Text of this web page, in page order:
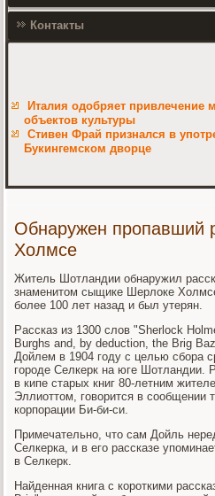
Контакты
Италия одобряет привлечение
объектов культуры
Стивен Фрай признался в
Букингемском дворце
Обнаружен пропавший
Холмсе
Житель Шотландии обнаружил
знаменитом сыщике Шерлоке
более 100 лет назад и был утерян.
Рассказ из 1300 слов "Sherlock
Burghs and, by deduction, the Brig
Дойлем в 1904 году с целью сбора
городе Селкерк на юге Шотландии.
в кипе старых книг 80-летним
Эллиоттом, говорится в сообщении
корпорации Би-би-си.
Примечательно, что сам Дойль
Селкерка, и в его рассказе
в Селкерк.
Найденная книга с короткими